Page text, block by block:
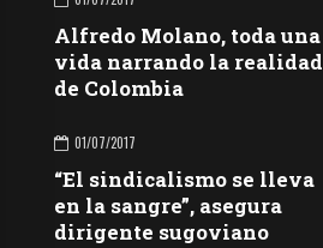
Alfredo Molano, toda una
vida narrando la realidad
de Colombia
01/07/2017
“El sindicalismo se lleva
en la sangre”, asegura
dirigente sugoviano